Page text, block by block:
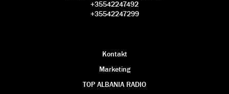
+35542247492
+35542247299
Kontakt
Marketing
TOP ALBANIA RADIO